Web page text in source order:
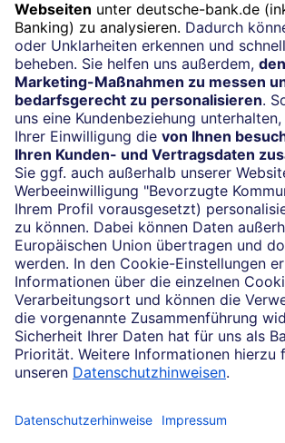
Beratung vereinbaren
24/7-Kundenservice
(069) 910-100 61
Impressum
Konditionen und Preise
Rechtliche Hinweise
Datenschutz
Ihr Feedback zur Website